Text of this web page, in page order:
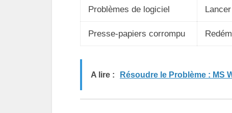
Problèmes de logiciel
Presse-papiers corrompu
A lire : Résoudre le Problème : MS